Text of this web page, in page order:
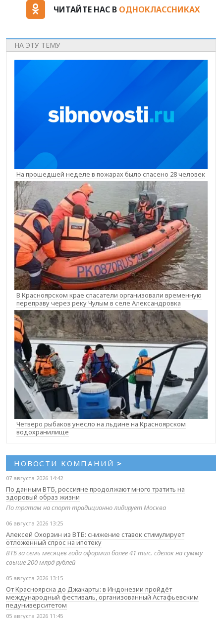
ЧИТАЙТЕ НАС В ОДНОКЛАССНИКАХ
НА ЭТУ ТЕМУ
На прошедшей неделе в пожарах было спасено 28 человек
В Красноярском крае спасатели организовали временную
переправу через реку Чулым в селе Александровка
Четверо рыбаков унесло на льдине на Красноярском
водохранилище
НОВОСТИ КОМПАНИЙ >
07 августа 2026 14:42
По данным ВТБ, россияне продолжают много тратить на
здоровый образ жизни
По тратам на спорт традиционно лидирует Москва
06 августа 2026 13:25
Алексей Охорзин из ВТБ: снижение ставок стимулирует
отложенный спрос на ипотеку
ВТБ за семь месяцев года оформил более 41 тыс. сделок на сумму
свыше 200 млрд рублей
05 августа 2026 13:15
От Красноярска до Джакарты: в Индонезии пройдёт
международный фестиваль, организованный Астафьевским
педуниверситетом
05 августа 2026 11:45